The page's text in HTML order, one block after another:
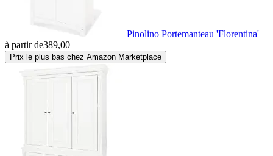
Pinolino Portemanteau 'Florentina'
à partir de389,00
Prix le plus bas chez Amazon Marketplace